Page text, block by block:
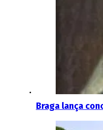
Braga lança